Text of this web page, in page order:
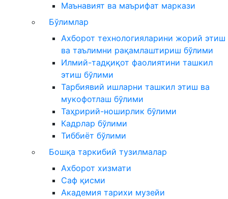
Маънавият ва маърифат маркази
Бўлимлар
Ахборот технологияларини жорий этиш
ва таълимни рақамлаштириш бўлими
Илмий-тадқиқот фаолиятини ташкил
этиш бўлими
Тарбиявий ишларни ташкил этиш ва
мукофотлаш бўлими
Таҳририй-ноширлик бўлими
Кадрлар бўлими
Тиббиёт бўлими
Бошқа таркибий тузилмалар
Ахборот хизмати
Саф қисми
Академия тарихи музейи